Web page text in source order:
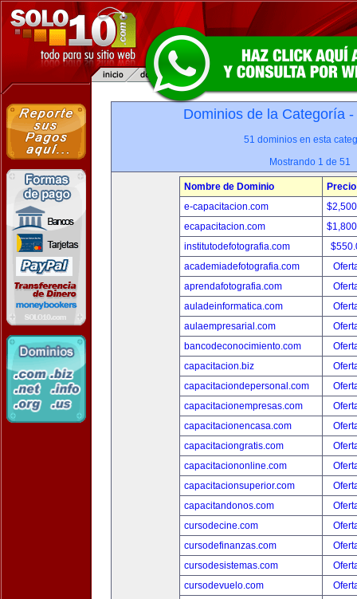
Dominios de la Categoría -
51 dominios en esta
Mostrando 1 de 51
Nombre de Dominio
Precio
e-capacitacion.com
ecapacitacion.com
institutodefotografia.com
academiadefotografia.com
aprendafotografia.com
auladeinformatica.com
aulaempresarial.com
bancodeconocimiento.com
capacitacion.biz
capacitaciondepersonal.com
capacitacionempresas.com
capacitacionencasa.com
capacitaciongratis.com
capacitaciononline.com
capacitacionsuperior.com
capacitandonos.com
cursodecine.com
cursodefinanzas.com
cursodesistemas.com
cursodevuelo.com